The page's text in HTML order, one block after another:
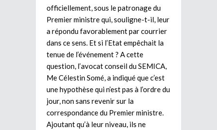
officiellement, sous le patronage du
Premier ministre qui, souligne-t-il, leur
a répondu favorablement par courrier
dans ce sens. Et si l’Etat empêchait la
tenue de l’événement ? A cette
question, l’avocat conseil du SEMICA,
Me Célestin Somé, a indiqué que c’est
une hypothèse qui n’est pas à l’ordre du
jour, non sans revenir sur la
correspondance du Premier ministre.
Ajoutant qu’à leur niveau, ils ne